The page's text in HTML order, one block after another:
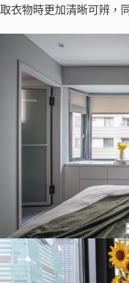
取衣物時更加清晰可辨，